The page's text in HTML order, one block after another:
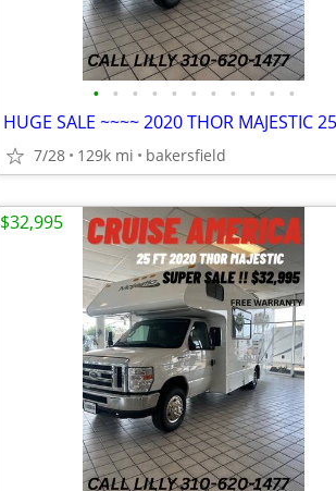
• • • • • • • • • • •
HUGE SALE ~~~~ 2020 THOR MAJESTIC
7/28 129k mi bakersfield
$32,995